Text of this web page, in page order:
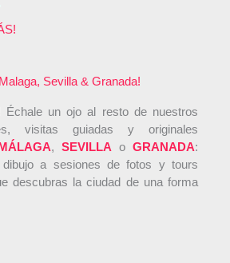
Sevilla & Granada!
Échale un ojo al resto de nuestros
visitas guiadas y originales
, SEVILLA o GRANADA:
a sesiones de fotos y tours
descubras la ciudad de una forma